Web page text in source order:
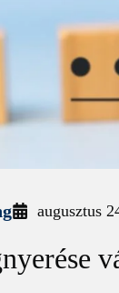
augusztus